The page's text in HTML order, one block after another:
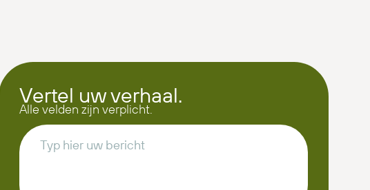
Vertel uw verhaal.
Alle velden zijn verplicht.